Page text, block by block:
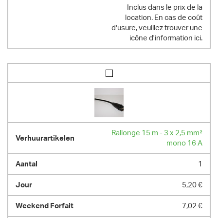
Inclus dans le prix de la
location. En cas de coût
d'usure, veuillez trouver une
icône d'information ici.
Rallonge 15 m - 3 x 2,5 mm²
mono 16 A
1
5,20 €
7,02 €